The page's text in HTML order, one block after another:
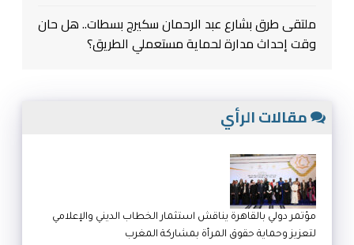
ملتقى طرق بشارع عبد الرحمان سكيرج بسطات.. هل حان
وقت إحداث مدارة لحماية مستعملي الطريق؟
مقالات الرأي
مؤتمر دولي بالقاهرة يناقش استثمار الخطاب الديني والإعلامي
لتعزيز وحماية حقوق المرأة بمشاركة المغرب